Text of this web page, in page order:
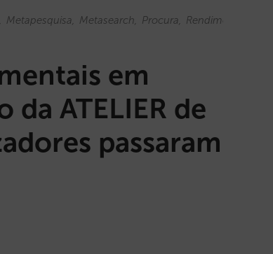
Metapesquisa Metasearch Procura Rendimentos
em
da ATELIER de
passaram